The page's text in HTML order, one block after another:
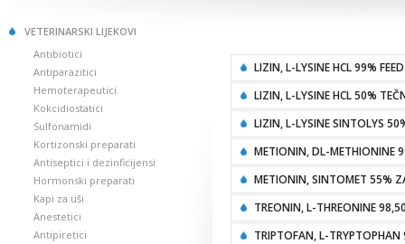
VETERINARSKI LIJEKOVI
Antibiotici
Antiparazitici
Hemoterapeutici
Kokcidiostatici
Sulfonamidi
Kortizonski preparati
Antiseptici i dezinficijensi
Hormonski preparati
Kapi za uši
Anestetici
Antipiretici
LIZIN, L-LYSINE HCL 99%
LIZIN, L-LYSINE HCL 50%
LIZIN, L-LYSINE SINTOLYS
METIONIN, DL-METHIONINE
METIONIN, SINTOMET 55%
TREONIN, L-THREONINE
TRIPTOFAN, L-TRYPTOPHAN